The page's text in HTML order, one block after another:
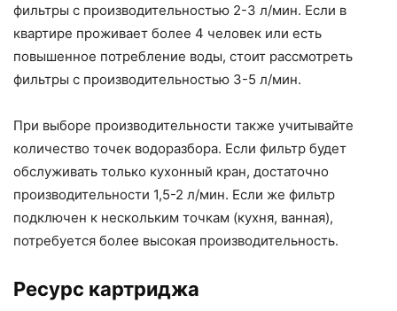
фильтры с производительностью 2-3 л/мин. Если в
квартире проживает более 4 человек или есть
повышенное потребление воды, стоит рассмотреть
фильтры с производительностью 3-5 л/мин.
При выборе производительности также учитывайте
количество точек водоразбора. Если фильтр будет
обслуживать только кухонный кран, достаточно
производительности 1,5-2 л/мин. Если же фильтр
подключен к нескольким точкам (кухня, ванная),
потребуется более высокая производительность.
Ресурс картриджа